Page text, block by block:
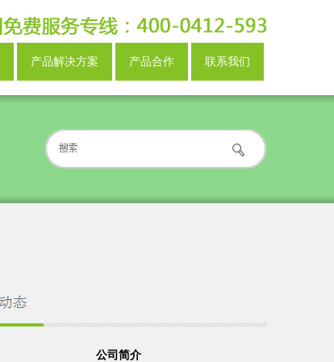
产品解决方案 产品合作 联系我们
公司简介